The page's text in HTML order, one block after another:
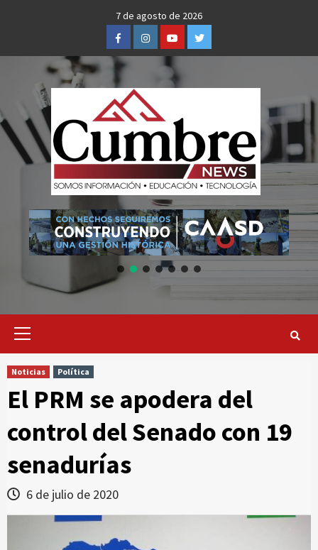
7 de agosto de 2026
FacebookInstagramYoutubeTwitter
Primary
Noticias Política
El PRM se apodera del
control del Senado con 19
senadurías
6 de julio de 2020